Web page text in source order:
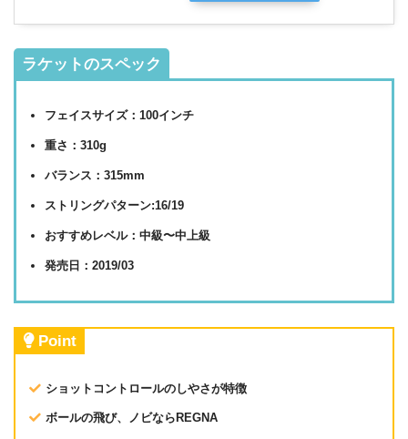
ラケットのスペック
フェイスサイズ：100インチ
重さ：310g
バランス：315mm
ストリングパターン:16/19
おすすめレベル：中級〜中上級
発売日：2019/03
Point
ショットコントロールのしやさが特徴
ボールの飛び、ノビならREGNA